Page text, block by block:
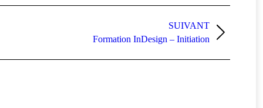
SUIVANT
Formation InDesign – Initiation